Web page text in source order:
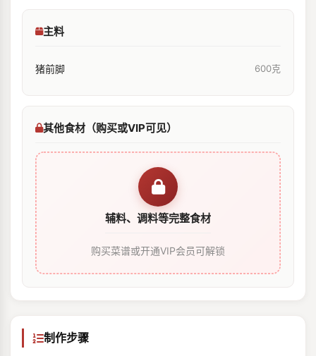
主料
猪前脚 600克
其他食材（购买或VIP可见）
辅料、调料等完整食材
购买菜谱或开通VIP会员可解锁
制作步骤